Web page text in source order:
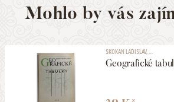
Mohlo by vás
SKOKAN LADISLAV, ...
Geografické